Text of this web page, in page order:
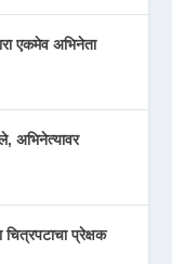
एकमेव अभिनेता
अभिनेत्यावर
चित्रपटाचा प्रेक्षक